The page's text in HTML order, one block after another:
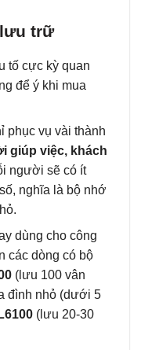
trữ
tố cực kỳ quan
để ý khi mua
phục vụ vài thành
giúp việc, khách
người sẽ có ít
nghĩa là bộ nhớ
dùng cho công
các dòng có bộ
(lưu 100 vân
đình nhỏ (dưới 5
(lưu 20-30